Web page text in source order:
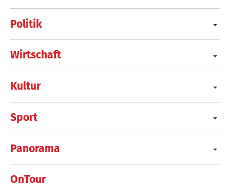
Politik
Wirtschaft
Kultur
Sport
Panorama
OnTour